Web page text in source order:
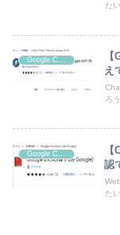
た
Google Chrome
え
ろ
Google Chrome
認
た